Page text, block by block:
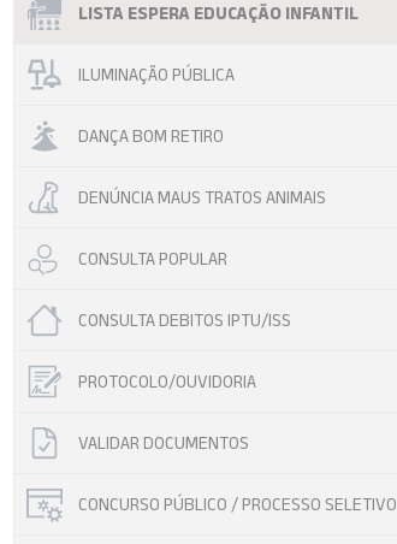
LISTA ESPERA EDUCAÇÃO INFANTIL
ILUMINAÇÃO PÚBLICA
DANÇA BOM RETIRO
DENÚNCIA MAUS TRATOS ANIMAIS
CONSULTA POPULAR
CONSULTA DEBITOS IPTU/ISS
PROTOCOLO/OUVIDORIA
VALIDAR DOCUMENTOS
CONCURSO PÚBLICO / PROCESSO SELETIVO